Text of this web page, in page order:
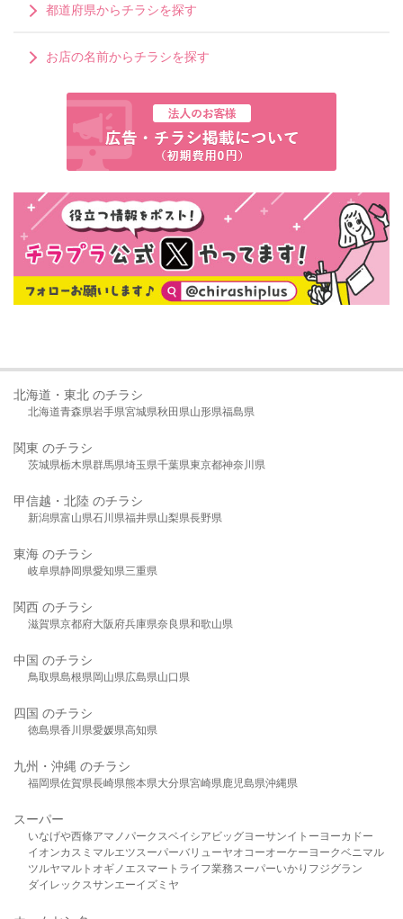
都道府県からチラシを探す
お店の名前からチラシを探す
北海道・東北 のチラシ
北海道青森県岩手県宮城県秋田県山形県福島県
関東 のチラシ
茨城県栃木県群馬県埼玉県千葉県東京都神奈川県
甲信越・北陸 のチラシ
新潟県富山県石川県福井県山梨県長野県
東海 のチラシ
岐阜県静岡県愛知県三重県
関西 のチラシ
滋賀県京都府大阪府兵庫県奈良県和歌山県
中国 のチラシ
鳥取県島根県岡山県広島県山口県
四国 のチラシ
徳島県香川県愛媛県高知県
九州・沖縄 のチラシ
福岡県佐賀県長崎県熊本県大分県宮崎県鹿児島県沖縄県
スーパー
いなげや西條アマノパークスベイシア ビッグヨーサンイトーヨーカドー
イオンカスミ マルエツスーパーバリューヤオコーオーケー ヨークベニマル
ツルヤマルト オギノ エスマート ライフ業務スーパーいかり フジグラン
ダイレックスサンエーイズミヤ